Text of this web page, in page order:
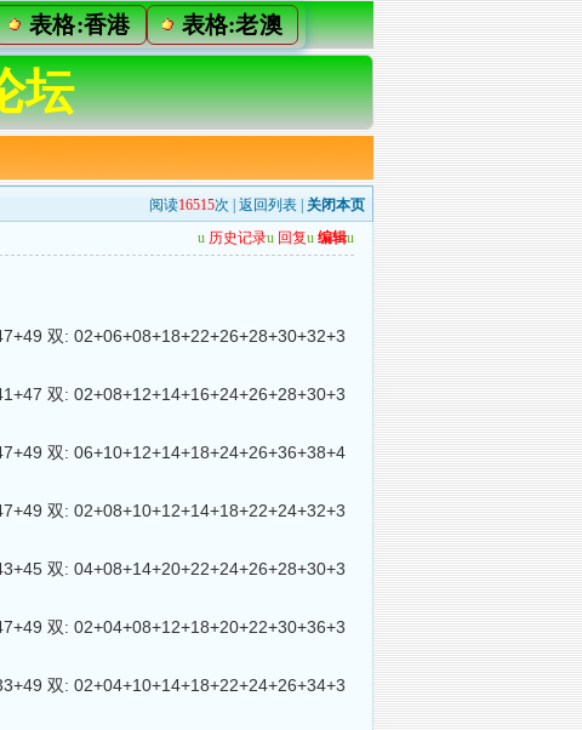
表格:香港 表格:老澳
坛
阅读16515次 | 返回列表 关闭本页
u 历史记录u 回复u 编辑u
双: 02+06+08+18+22+26+28+30+32+3
双: 02+08+12+14+16+24+26+28+30+3
双: 06+10+12+14+18+24+26+36+38+4
双: 02+08+10+12+14+18+22+24+32+3
双: 04+08+14+20+22+24+26+28+30+3
双: 02+04+08+12+18+20+22+30+36+3
双: 02+04+10+14+18+22+24+26+34+3